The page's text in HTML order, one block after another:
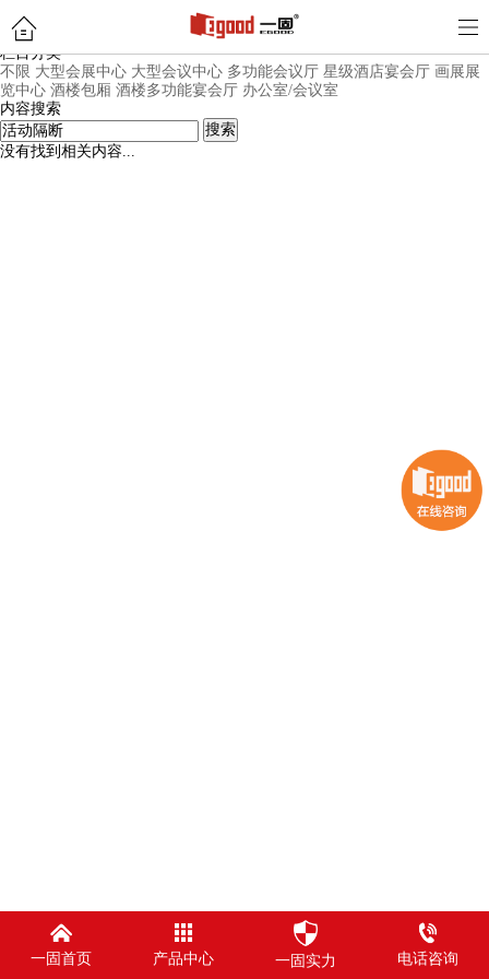
内容搜索页面
栏目分类
不限 大型会展中心 大型会议中心 多功能会议厅 星级酒店宴会厅 画展展
览中心 酒楼包厢 酒楼多功能宴会厅 办公室/会议室
内容搜索
搜索
没有找到相关内容...
一固首页 产品中心 一固实力 电话咨询